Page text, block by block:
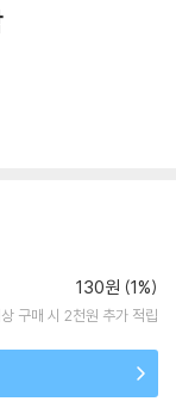
130원 (1%)
구매 시 2천원 추가 적립